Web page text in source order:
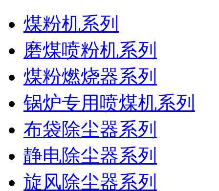
煤粉机系列
磨煤喷粉机系列
煤粉燃烧器系列
锅炉专用喷煤机系列
布袋除尘器系列
静电除尘器系列
旋风除尘器系列